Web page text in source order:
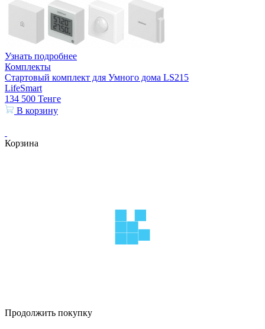
Узнать подробнее
Комплекты
Стартовый комплект для Умного дома LS215
LifeSmart
134 500 Тенге
В корзину
Корзина
Продолжить покупку